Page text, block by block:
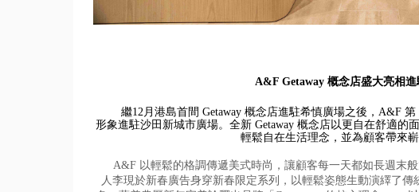
A&F Getaway 概念店盛大亮相
繼12月港島首間 Getaway 概念店進駐希慎廣場之後，A&F
形象進駐沙田新城市廣場。全新 Getaway 概念店以更自在舒適的
輕鬆自在生活理念， 並為顧客帶來
A&F 以輕鬆的格調傳遞美式時尚，讓顧客每一天都如長週末般
人李現於新春廣告身穿新春限定系列， 以輕鬆姿態生動演繹了傳